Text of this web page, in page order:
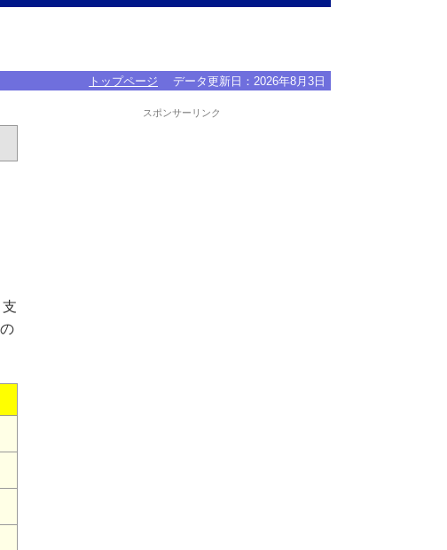
トップページ データ更新日： 2026年8月3日
スポンサーリンク